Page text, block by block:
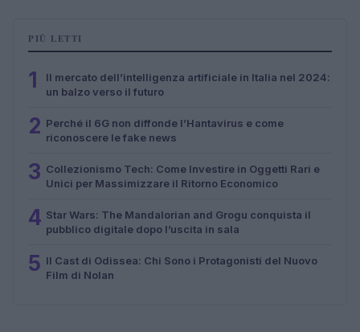
PIÙ LETTI
1
Il mercato dell’intelligenza artificiale in Italia nel 2024:
un balzo verso il futuro
2 Perché il 6G non diffonde l’Hantavirus e come
riconoscere le fake news
3 Collezionismo Tech: Come Investire in Oggetti Rari e
Unici per Massimizzare il Ritorno Economico
4 Star Wars: The Mandalorian and Grogu conquista il
pubblico digitale dopo l’uscita in sala
5 Il Cast di Odissea: Chi Sono i Protagonisti del Nuovo
Film di Nolan